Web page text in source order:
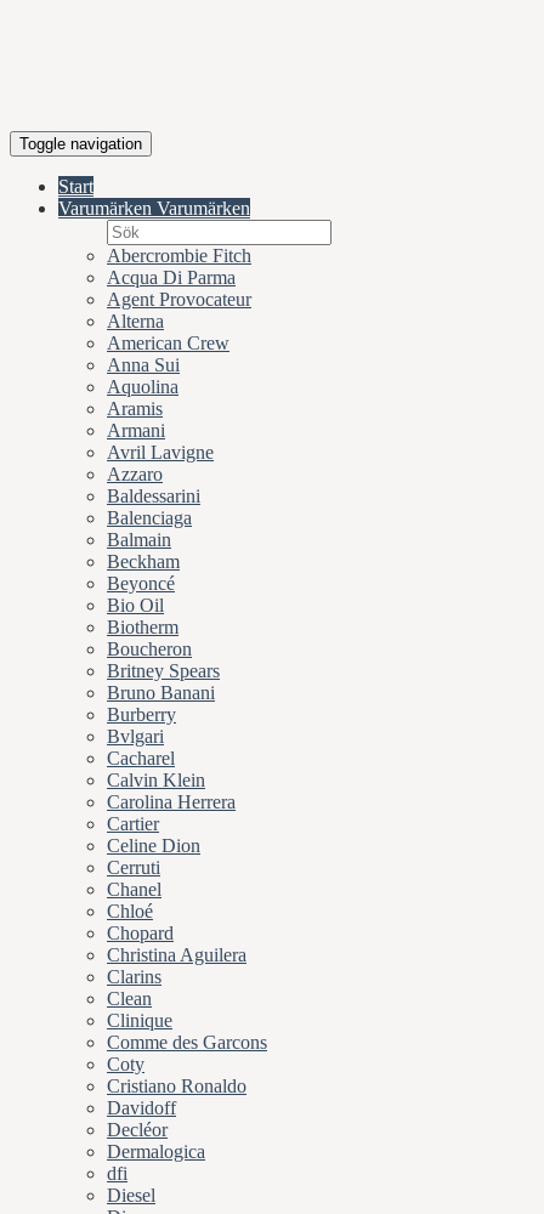
Toggle navigation
Start
Varumärken Varumärken
Abercrombie Fitch
Acqua Di Parma
Agent Provocateur
Alterna
American Crew
Anna Sui
Aquolina
Aramis
Armani
Avril Lavigne
Azzaro
Baldessarini
Balenciaga
Balmain
Beckham
Beyoncé
Bio Oil
Biotherm
Boucheron
Britney Spears
Bruno Banani
Burberry
Bvlgari
Cacharel
Calvin Klein
Carolina Herrera
Cartier
Celine Dion
Cerruti
Chanel
Chloé
Chopard
Christina Aguilera
Clarins
Clean
Clinique
Comme des Garcons
Coty
Cristiano Ronaldo
Davidoff
Decléor
Dermalogica
dfi
Diesel